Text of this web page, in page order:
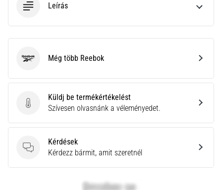
Minden cikkLeírás
Küldj be termékértékelést
Küldj be termékértékelést
Szívesen olvasnánk a véleményedet.
Kérdések
Kérdések
Kérdezz bármit, amit szeretnél
ReebokMég több Reebok